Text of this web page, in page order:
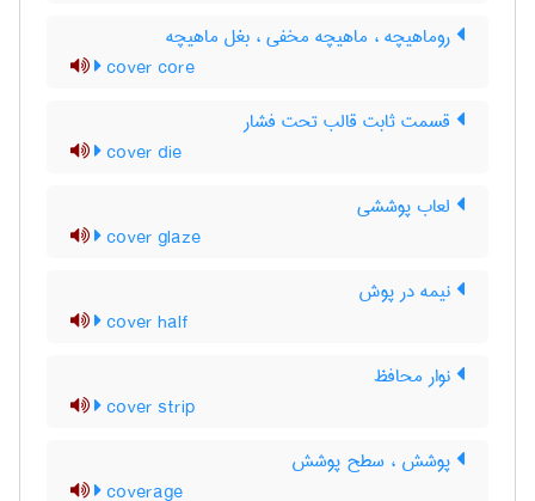
روماهیچه ، ماهیچه مخفی ، بغل ماهیچه
cover core
قسمت ثابت قالب تحت فشار
cover die
لعاب پوششی
cover glaze
نیمه در پوش
cover half
نوار محافظ
cover strip
پوشش ، سطح پوشش
coverage